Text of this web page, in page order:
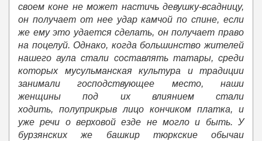
своем коне не может настичь девушку-всадницу,
он получает от нее удар камчой по спине, если
же ему это удается сделать, он получает право
на поцелуй. Однако, когда большинство жителей
нашего аула стали составлять татары, среди
которых мусульманская культура и традиции
занимали господствующее место, наши
женщины под их влиянием стали
ходить, полуприкрыв лицо кончиком платка, и
уже речи о верховой езде не могло и быть. У
бурзянских же башкир тюркские обычаи